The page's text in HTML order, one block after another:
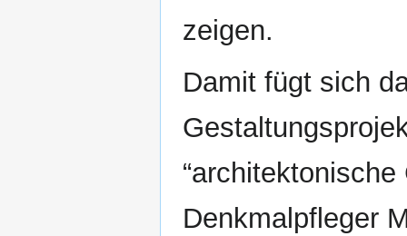
zeigen.
Damit fügt sich
Denkmalpfleger